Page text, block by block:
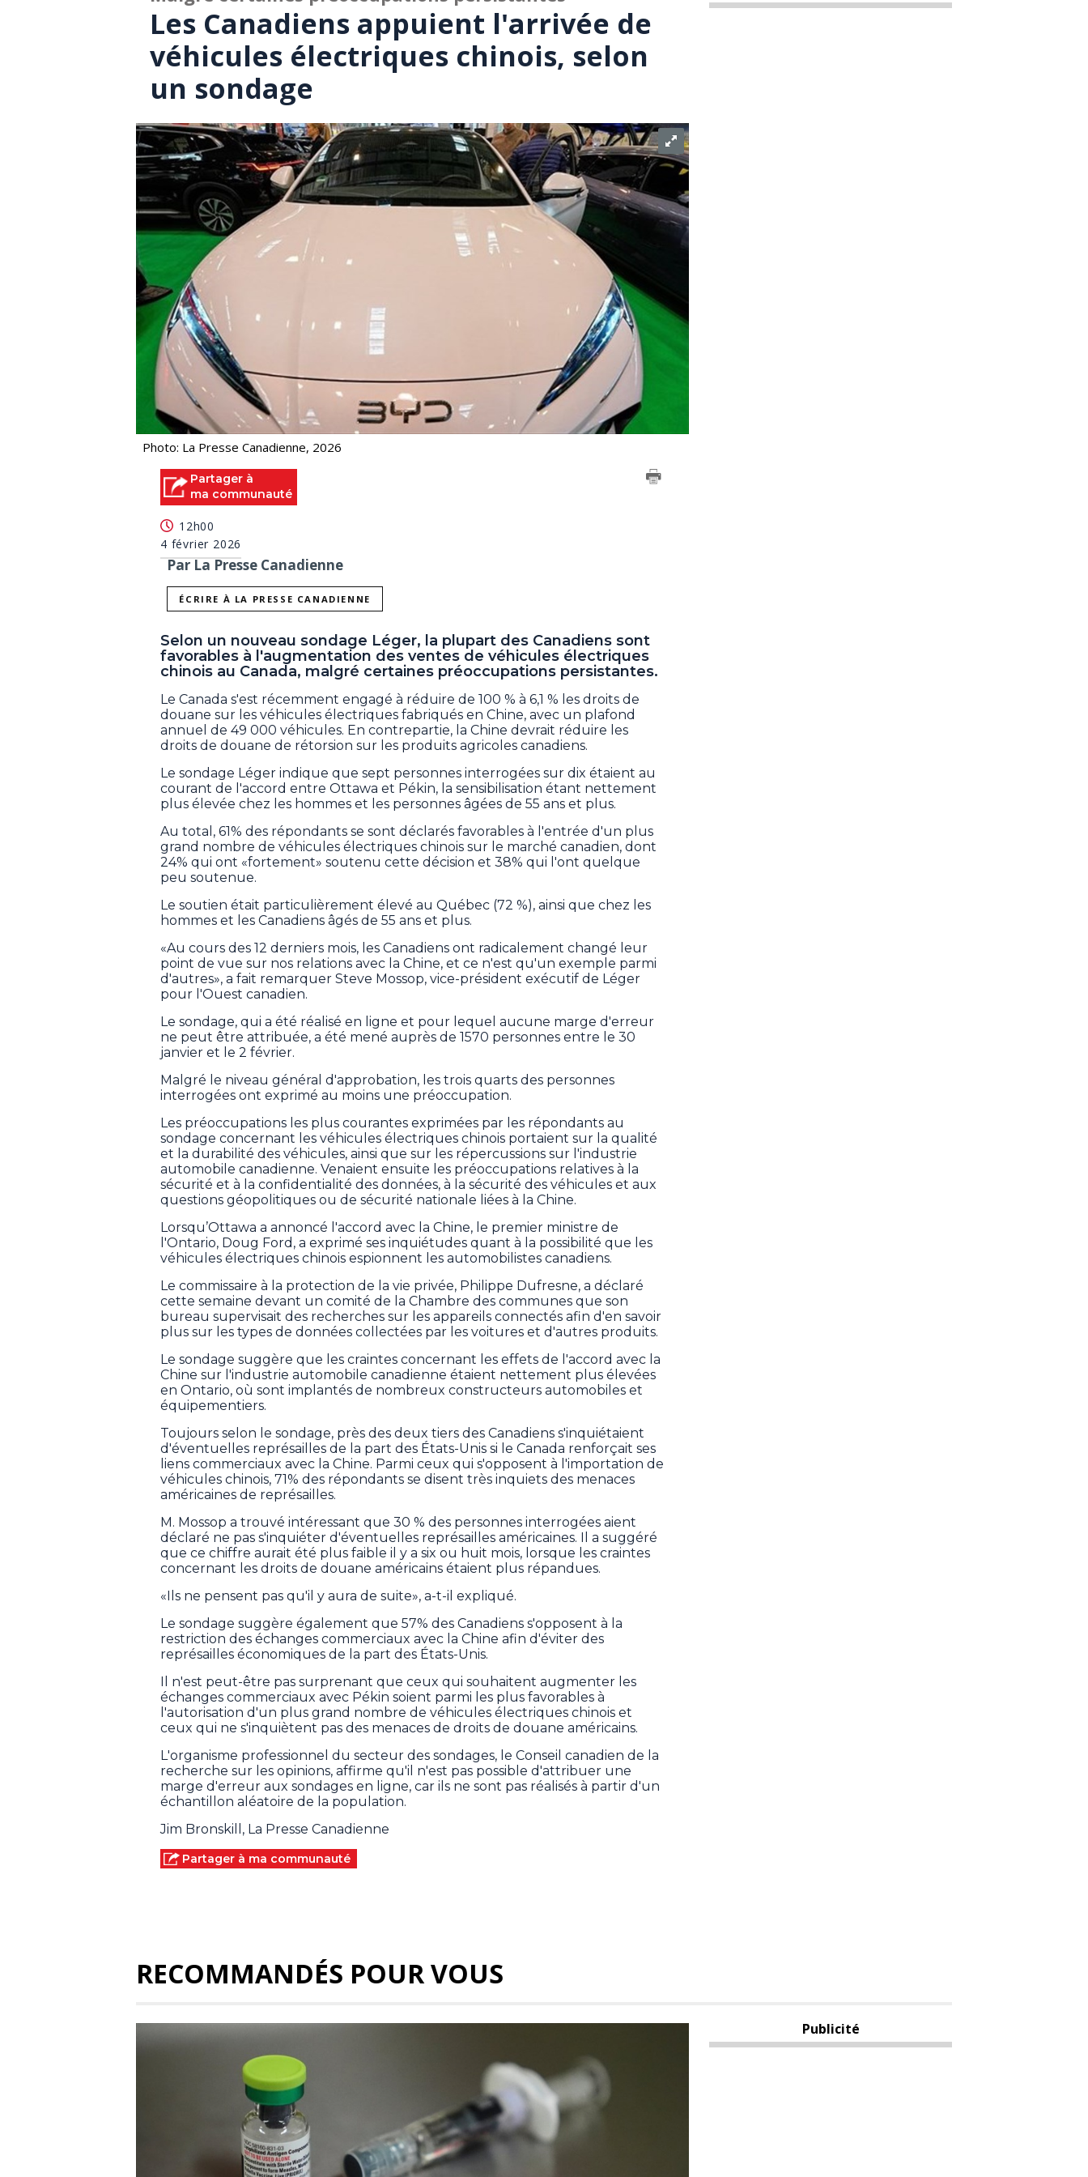
Les Canadiens appuient l'arrivée de
véhicules électriques chinois, selon
un sondage
Photo: La Presse Canadienne, 2026
Partager à
ma communauté
12h00
4 février 2026
Par La Presse Canadienne
ÉCRIRE À LA PRESSE CANADIENNE
Selon un nouveau sondage Léger, la plupart des Canadiens sont
favorables à l'augmentation des ventes de véhicules électriques
chinois au Canada, malgré certaines préoccupations persistantes.
Le Canada s'est récemment engagé à réduire de 100 % à 6,1 % les droits de
douane sur les véhicules électriques fabriqués en Chine, avec un plafond
annuel de 49 000 véhicules. En contrepartie, la Chine devrait réduire les
droits de douane de rétorsion sur les produits agricoles canadiens.
Le sondage Léger indique que sept personnes interrogées sur dix étaient au
courant de l'accord entre Ottawa et Pékin, la sensibilisation étant nettement
plus élevée chez les hommes et les personnes âgées de 55 ans et plus.
Au total, 61% des répondants se sont déclarés favorables à l'entrée d'un plus
grand nombre de véhicules électriques chinois sur le marché canadien, dont
24% qui ont «fortement» soutenu cette décision et 38% qui l'ont quelque
peu soutenue.
Le soutien était particulièrement élevé au Québec (72 %), ainsi que chez les
hommes et les Canadiens âgés de 55 ans et plus.
«Au cours des 12 derniers mois, les Canadiens ont radicalement changé leur
point de vue sur nos relations avec la Chine, et ce n'est qu'un exemple parmi
d'autres», a fait remarquer Steve Mossop, vice-président exécutif de Léger
pour l'Ouest canadien.
Le sondage, qui a été réalisé en ligne et pour lequel aucune marge d'erreur
ne peut être attribuée, a été mené auprès de 1570 personnes entre le 30
janvier et le 2 février.
Malgré le niveau général d'approbation, les trois quarts des personnes
interrogées ont exprimé au moins une préoccupation.
Les préoccupations les plus courantes exprimées par les répondants au
sondage concernant les véhicules électriques chinois portaient sur la qualité
et la durabilité des véhicules, ainsi que sur les répercussions sur l'industrie
automobile canadienne. Venaient ensuite les préoccupations relatives à la
sécurité et à la confidentialité des données, à la sécurité des véhicules et aux
questions géopolitiques ou de sécurité nationale liées à la Chine.
Lorsqu’Ottawa a annoncé l'accord avec la Chine, le premier ministre de
l'Ontario, Doug Ford, a exprimé ses inquiétudes quant à la possibilité que les
véhicules électriques chinois espionnent les automobilistes canadiens.
Le commissaire à la protection de la vie privée, Philippe Dufresne, a déclaré
cette semaine devant un comité de la Chambre des communes que son
bureau supervisait des recherches sur les appareils connectés afin d'en savoir
plus sur les types de données collectées par les voitures et d'autres produits.
Le sondage suggère que les craintes concernant les effets de l'accord avec la
Chine sur l'industrie automobile canadienne étaient nettement plus élevées
en Ontario, où sont implantés de nombreux constructeurs automobiles et
équipementiers.
Toujours selon le sondage, près des deux tiers des Canadiens s'inquiétaient
d'éventuelles représailles de la part des États-Unis si le Canada renforçait ses
liens commerciaux avec la Chine. Parmi ceux qui s'opposent à l'importation de
véhicules chinois, 71% des répondants se disent très inquiets des menaces
américaines de représailles.
M. Mossop a trouvé intéressant que 30 % des personnes interrogées aient
déclaré ne pas s'inquiéter d'éventuelles représailles américaines. Il a suggéré
que ce chiffre aurait été plus faible il y a six ou huit mois, lorsque les craintes
concernant les droits de douane américains étaient plus répandues.
«Ils ne pensent pas qu'il y aura de suite», a-t-il expliqué.
Le sondage suggère également que 57% des Canadiens s'opposent à la
restriction des échanges commerciaux avec la Chine afin d'éviter des
représailles économiques de la part des États-Unis.
Il n'est peut-être pas surprenant que ceux qui souhaitent augmenter les
échanges commerciaux avec Pékin soient parmi les plus favorables à
l'autorisation d'un plus grand nombre de véhicules électriques chinois et
ceux qui ne s'inquiètent pas des menaces de droits de douane américains.
L'organisme professionnel du secteur des sondages, le Conseil canadien de la
recherche sur les opinions, affirme qu'il n'est pas possible d'attribuer une
marge d'erreur aux sondages en ligne, car ils ne sont pas réalisés à partir d'un
échantillon aléatoire de la population.
Jim Bronskill, La Presse Canadienne
Partager à ma communauté
RECOMMANDÉS POUR VOUS
Publicité